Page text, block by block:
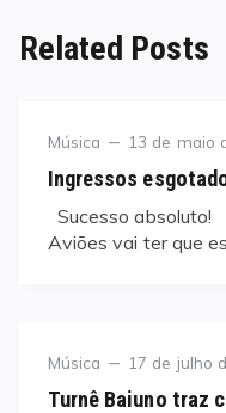
Related Posts
Category
Música
Posted
13 de maio
Ingressos
Sucesso absoluto!
Aviões vai ter que
Category
Música
Posted
17 de julho
Turnê Baiuno traz